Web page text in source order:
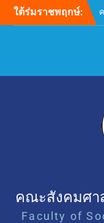
ใต้ร่มราชพฤกษ์:
คณะสังคมศา
Faculty of